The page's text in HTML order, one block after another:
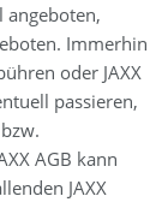
angeboten,
Immerhin
oder JAXX
passieren,
AGB kann
JAXX